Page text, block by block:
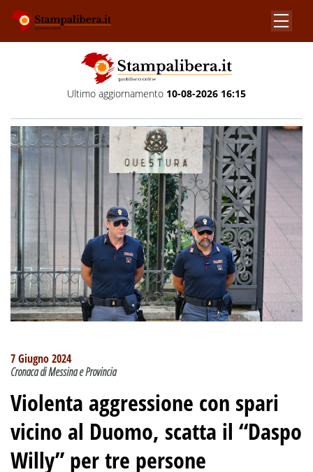
Ultimo aggiornamento 10-08-2026 16:15
7 Giugno 2024
Cronaca di Messina e Provincia
Violenta aggressione con spari
vicino al Duomo, scatta il “Daspo
Willy” per tre persone